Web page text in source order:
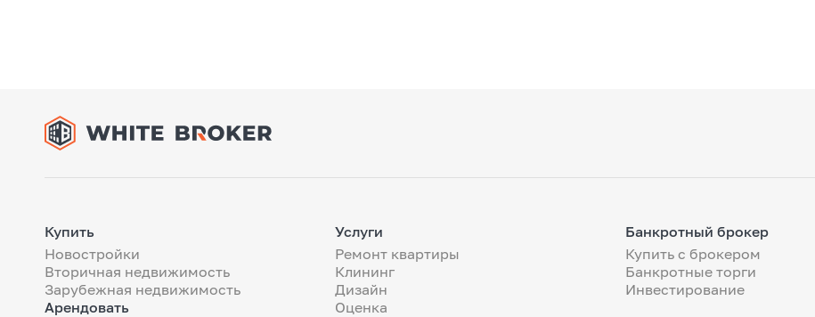
Купить
Новостройки
Вторичная недвижимость
Зарубежная недвижимость
Арендовать
Услуги
Ремонт квартиры
Клининг
Дизайн
Оценка
Банкротный брокер
Купить с брокером
Банкротные торги
Инвестирование